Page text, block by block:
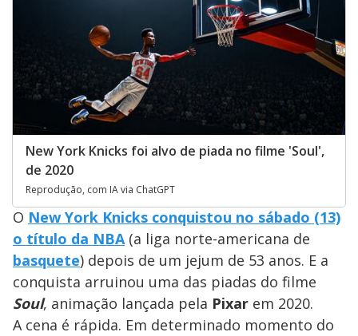
New York Knicks foi alvo de piada no filme 'Soul',
de 2020
Reprodução, com IA via ChatGPT
O New York Knicks conquistou no sábado (13)
o título da NBA(a liga norte-americana de
basquete) depois de um jejum de 53 anos. E a
conquista arruinou uma das piadas do filme
Soul, animação lançada pela Pixar em 2020.
A cena é rápida. Em determinado momento do